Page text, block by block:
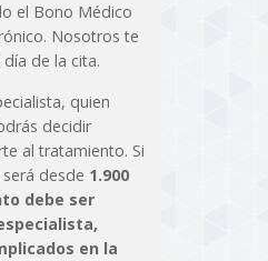
el Bono Médico
Nosotros te
de la cita.
quien
decidir
al tratamiento. Si
desde 1.900
debe ser
en la